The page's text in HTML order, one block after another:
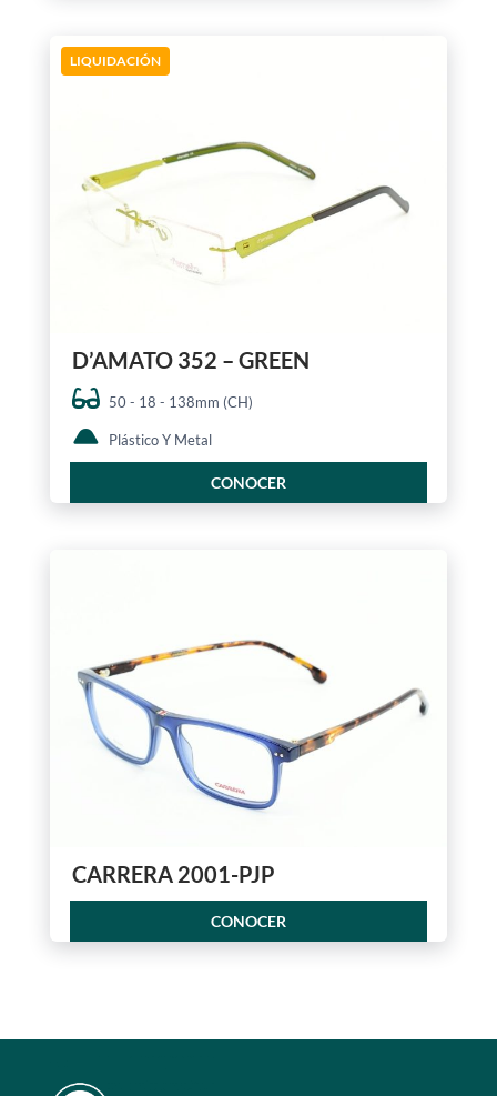
LIQUIDACIÓN
D’AMATO 352 – GREEN
50 - 18 - 138mm (CH)
Plástico Y Metal
CONOCER
CARRERA 2001-PJP
CONOCER